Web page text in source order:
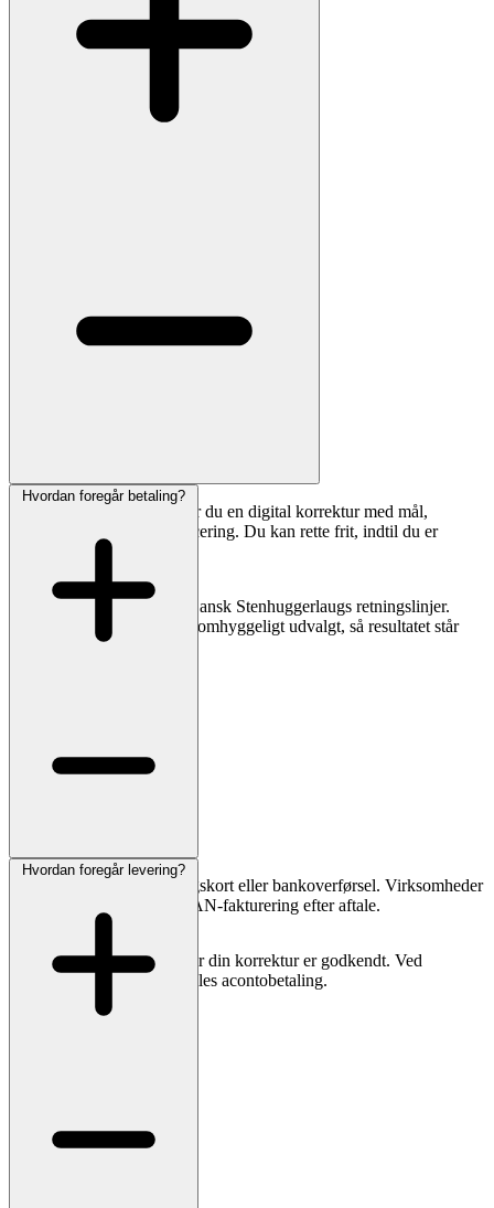
Inden fremstilling modtager du en digital korrektur med mål,
skrifttype, linjebrud og placering. Du kan rette frit, indtil du er
Vores stenhuggere følger Dansk Stenhuggerlaugs retningslinjer.
Materialer og håndværk er omhyggeligt udvalgt, så resultatet står
smukt i mange år.
Hvordan foregår betaling?
Du kan betale med betalingskort eller bankoverførsel. Virksomheder
og menighedsråd kan få EAN-fakturering efter aftale.
Vi trækker først beløbet, når din korrektur er godkendt. Ved
specialopgaver kan der aftales acontobetaling.
Hvordan foregår levering?